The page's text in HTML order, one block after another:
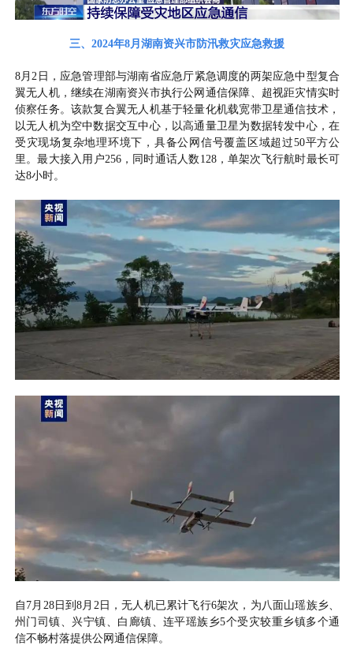
三、2024年8月湖南资兴市防汛救灾应急救援
8月2日，应急管理部与湖南省应急厅紧急调度的两架应急中型复合
翼无人机，继续在湖南资兴市执行公网通信保障、超视距灾情实时
侦察任务。该款复合翼无人机基于轻量化机载宽带卫星通信技术，
以无人机为空中数据交互中心，以高通量卫星为数据转发中心，在
受灾现场复杂地理环境下，具备公网信号覆盖区域超过50平方公
里。最大接入用户256，同时通话人数128，单架次飞行航时最长可
达8小时。
自7月28日到8月2日，无人机已累计飞行6架次，为八面山瑶族乡、
州门司镇、兴宁镇、白廊镇、连平瑶族乡5个受灾较重乡镇多个通
信不畅村落提供公网通信保障。